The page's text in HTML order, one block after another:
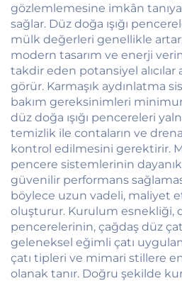
gözlemlemesine imkân
sağlar. Düz doğa ışığı
mülk değerleri genellikle
modern tasarım ve enerji
takdir eden potansiyel alıcılar
görür. Karmaşık aydınlatma
bakım gereksinimleri
düz doğa ışığı pencereleri
temizlik ile contaların ve
kontrol edilmesini gerektirir.
pencere sistemlerinin
güvenilir performans
böylece uzun vadeli, maliyet
oluşturur. Kurulum esnekliği,
pencerelerinin, çağdaş düz
geleneksel eğimli çatı
çatı tipleri ve mimari stillere
olanak tanır. Doğru şekilde